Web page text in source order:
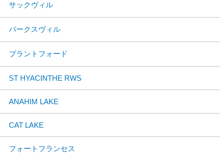
サックヴィル
パークスヴィル
ブラントフォード
ST HYACINTHE RWS
ANAHIM LAKE
CAT LAKE
フォートフランセス